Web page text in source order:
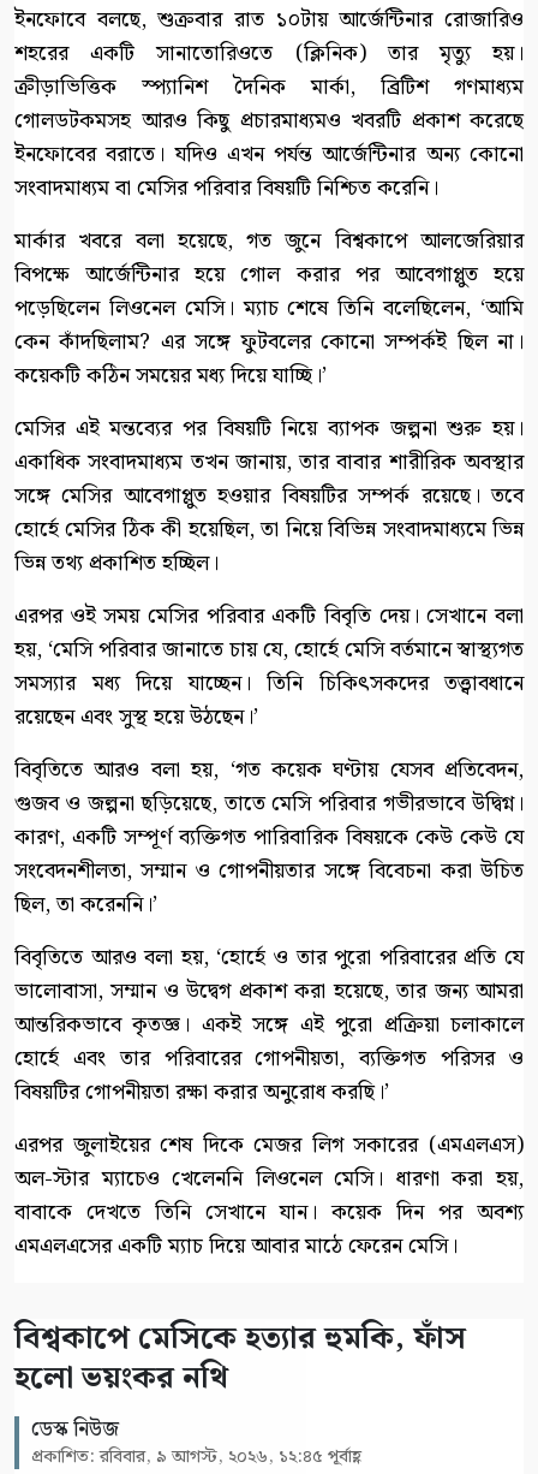
ইনফোবে বলছে, শুক্রবার রাত ১০টায় আর্জেন্টিনার রোজারিও
শহরের একটি সানাতোরিওতে (ক্লিনিক) তার মৃত্যু হয়।
ক্রীড়াভিত্তিক স্প্যানিশ দৈনিক মার্কা, ব্রিটিশ গণমাধ্যম
গোলডটকমসহ আরও কিছু প্রচারমাধ্যমও খবরটি প্রকাশ করেছে
ইনফোবের বরাতে। যদিও এখন পর্যন্ত আর্জেন্টিনার অন্য কোনো
সংবাদমাধ্যম বা মেসির পরিবার বিষয়টি নিশ্চিত করেনি।
মার্কার খবরে বলা হয়েছে, গত জুনে বিশ্বকাপে আলজেরিয়ার
বিপক্ষে আর্জেন্টিনার হয়ে গোল করার পর আবেগাপ্লুত হয়ে
পড়েছিলেন লিওনেল মেসি। ম্যাচ শেষে তিনি বলেছিলেন, ‘আমি
কেন কাঁদছিলাম? এর সঙ্গে ফুটবলের কোনো সম্পর্কই ছিল না।
কয়েকটি কঠিন সময়ের মধ্য দিয়ে যাচ্ছি।’
মেসির এই মন্তব্যের পর বিষয়টি নিয়ে ব্যাপক জল্পনা শুরু হয়।
একাধিক সংবাদমাধ্যম তখন জানায়, তার বাবার শারীরিক অবস্থার
সঙ্গে মেসির আবেগাপ্লুত হওয়ার বিষয়টির সম্পর্ক রয়েছে। তবে
হোর্হে মেসির ঠিক কী হয়েছিল, তা নিয়ে বিভিন্ন সংবাদমাধ্যমে ভিন্ন
ভিন্ন তথ্য প্রকাশিত হচ্ছিল।
এরপর ওই সময় মেসির পরিবার একটি বিবৃতি দেয়। সেখানে বলা
হয়, ‘মেসি পরিবার জানাতে চায় যে, হোর্হে মেসি বর্তমানে স্বাস্থ্যগত
সমস্যার মধ্য দিয়ে যাচ্ছেন। তিনি চিকিৎসকদের তত্ত্বাবধানে
রয়েছেন এবং সুস্থ হয়ে উঠছেন।’
বিবৃতিতে আরও বলা হয়, ‘গত কয়েক ঘণ্টায় যেসব প্রতিবেদন,
গুজব ও জল্পনা ছড়িয়েছে, তাতে মেসি পরিবার গভীরভাবে উদ্বিগ্ন।
কারণ, একটি সম্পূর্ণ ব্যক্তিগত পারিবারিক বিষয়কে কেউ কেউ যে
সংবেদনশীলতা, সম্মান ও গোপনীয়তার সঙ্গে বিবেচনা করা উচিত
ছিল, তা করেননি।’
বিবৃতিতে আরও বলা হয়, ‘হোর্হে ও তার পুরো পরিবারের প্রতি যে
ভালোবাসা, সম্মান ও উদ্বেগ প্রকাশ করা হয়েছে, তার জন্য আমরা
আন্তরিকভাবে কৃতজ্ঞ। একই সঙ্গে এই পুরো প্রক্রিয়া চলাকালে
হোর্হে এবং তার পরিবারের গোপনীয়তা, ব্যক্তিগত পরিসর ও
বিষয়টির গোপনীয়তা রক্ষা করার অনুরোধ করছি।’
এরপর জুলাইয়ের শেষ দিকে মেজর লিগ সকারের (এমএলএস)
অল-স্টার ম্যাচেও খেলেননি লিওনেল মেসি। ধারণা করা হয়,
বাবাকে দেখতে তিনি সেখানে যান। কয়েক দিন পর অবশ্য
এমএলএসের একটি ম্যাচ দিয়ে আবার মাঠে ফেরেন মেসি।
বিশ্বকাপে মেসিকে হত্যার হুমকি, ফাঁস
হলো ভয়ংকর নথি
ডেস্ক নিউজ
প্রকাশিত: রবিবার, ৯ আগস্ট, ২০২৬, ১২:৪৫ পূর্বাহ্ণ